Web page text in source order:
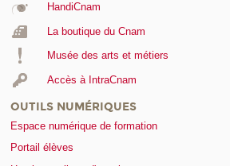
HandiCnam
La boutique du Cnam
Musée des arts et métiers
Accès à IntraCnam
OUTILS NUMÉRIQUES
Espace numérique de formation
Portail élèves